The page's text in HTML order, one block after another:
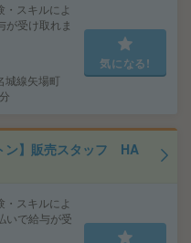
スキルによ
が受け取れま
線矢場町
気になる!
ン】販売スタッフ HA
スキルによ
いで給与が受